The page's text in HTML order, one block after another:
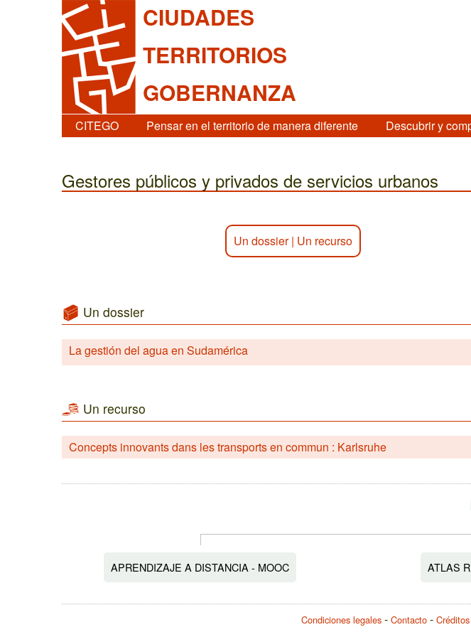
CIUDADES
TERRITORIOS
GOBERNANZA
CITEGO Pensar en el territorio de manera diferente Descubrir y
Gestores públicos y privados de servicios urbanos
Un dossier| Un recurso
Un dossier
La gestión del agua en Sudamérica
Un recurso
Concepts innovants dans les transports en commun : Karlsruhe
APRENDIZAJE A DISTANCIA - MOOC ATLAS
Condiciones legales Contacto Créditos